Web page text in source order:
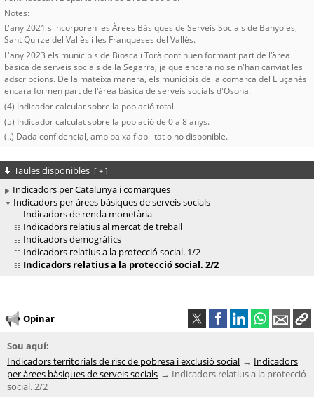
Notes:
L'any 2021 s'incorporen les Àrees Bàsiques de Serveis Socials de Banyoles,
Sant Quirze del Vallès i les Franqueses del Vallès.
L'any 2023 els municipis de Biosca i Torà continuen formant part de l'àrea
bàsica de serveis socials de la Segarra, ja que encara no se n'han canviat les
adscripcions. De la mateixa manera, els municipis de la comarca del Lluçanès
encara formen part de l'àrea bàsica de serveis socials d'Osona.
(4) Indicador calculat sobre la població total.
(5) Indicador calculat sobre la població de 0 a 8 anys.
(..) Dada confidencial, amb baixa fiabilitat o no disponible.
Taules disponibles [ + ]
Indicadors per Catalunya i comarques
Indicadors per àrees bàsiques de serveis socials
Indicadors de renda monetària
Indicadors relatius al mercat de treball
Indicadors demogràfics
Indicadors relatius a la protecció social. 1/2
Indicadors relatius a la protecció social. 2/2
Opinar
Sou aquí:
Indicadors territorials de risc de pobresa i exclusió social
Indicadors
per àrees bàsiques de serveis socials
Indicadors relatius a la protecció
social. 2/2